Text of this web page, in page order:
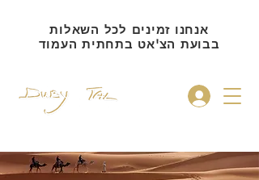
אנחנו זמינים לכל השאלות
בבועת הצ'אט בתחתית העמוד